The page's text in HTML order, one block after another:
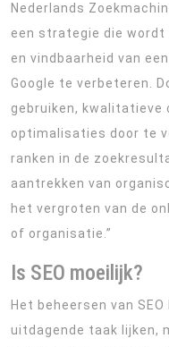
Nederlands
een strategie die
en vindbaarheid van
Google te verbeteren.
gebruiken,
optimalisaties door te
ranken in de
aantrekken van
het vergroten van de
of organisatie.”
Is SEO moeilijk?
Het beheersen van
uitdagende taak lijken,